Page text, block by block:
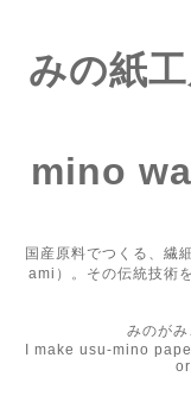
みの紙
mino
国産原料でつくる、繊
ami）。その伝統技術
みのが
I make usu-mino